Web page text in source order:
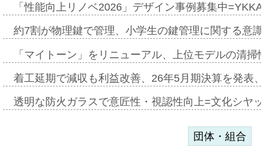
「性能向上リノベ2026」デザイン事例募集中
約7割が物理鍵で管理、小学生の鍵管理に関する意
「マイトーン」をリニューアル、上位モデルの清
着工延期で減収も利益改善、26年5月期決算を発表
透明な防火ガラスで意匠性・視認性向上=文化シヤ
団体・組合